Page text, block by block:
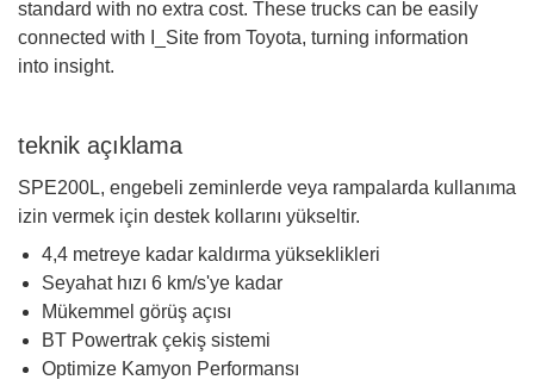
standard with no extra cost. These trucks can be easily
connected with I_Site from Toyota, turning information
into insight.
teknik açıklama
SPE200L, engebeli zeminlerde veya rampalarda kullanıma
izin vermek için destek kollarını yükseltir.
4,4 metreye kadar kaldırma yükseklikleri
Seyahat hızı 6 km/s'ye kadar
Mükemmel görüş açısı
BT Powertrak çekiş sistemi
Optimize Kamyon Performansı